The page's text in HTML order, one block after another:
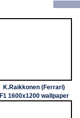
K.Raikkonen (Ferrari)
F1 1600x1200 wallpaper